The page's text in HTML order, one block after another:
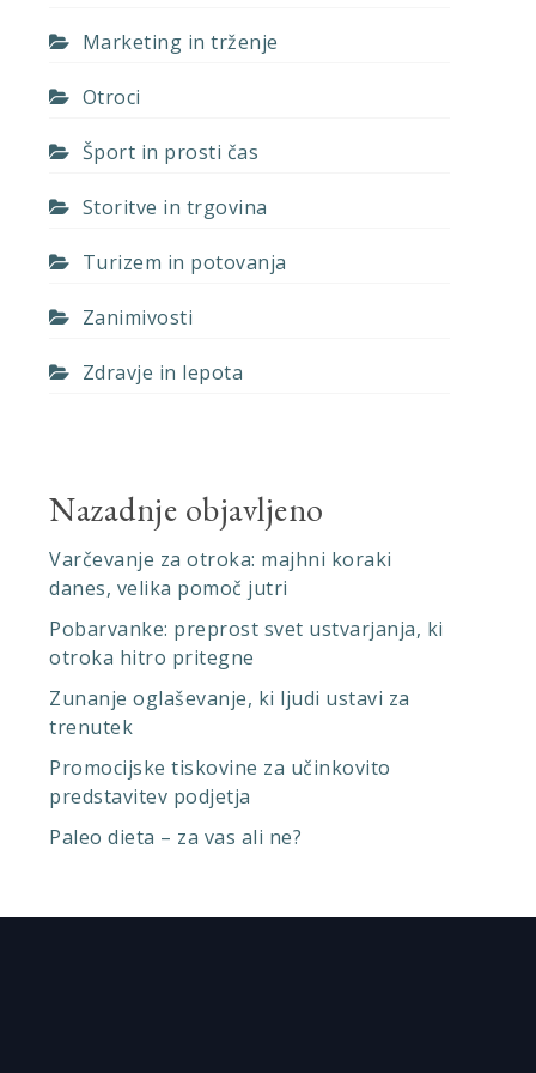
Marketing in trženje
Otroci
Šport in prosti čas
Storitve in trgovina
Turizem in potovanja
Zanimivosti
Zdravje in lepota
Nazadnje objavljeno
Varčevanje za otroka: majhni koraki
danes, velika pomoč jutri
Pobarvanke: preprost svet ustvarjanja, ki
otroka hitro pritegne
Zunanje oglaševanje, ki ljudi ustavi za
trenutek
Promocijske tiskovine za učinkovito
predstavitev podjetja
Paleo dieta – za vas ali ne?